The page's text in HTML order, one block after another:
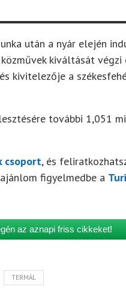
után a nyár elején
kiváltását végzi
kivitelezője a
további 1,051
csoport, és
figyelmedbe a
az aznapi friss cikkeket!
TERMÁL